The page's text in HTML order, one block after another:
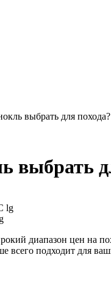
выбрать для похода?
выбрать
всего подходит для